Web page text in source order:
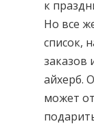
к
Но все
список,
заказов
айхерб.
может